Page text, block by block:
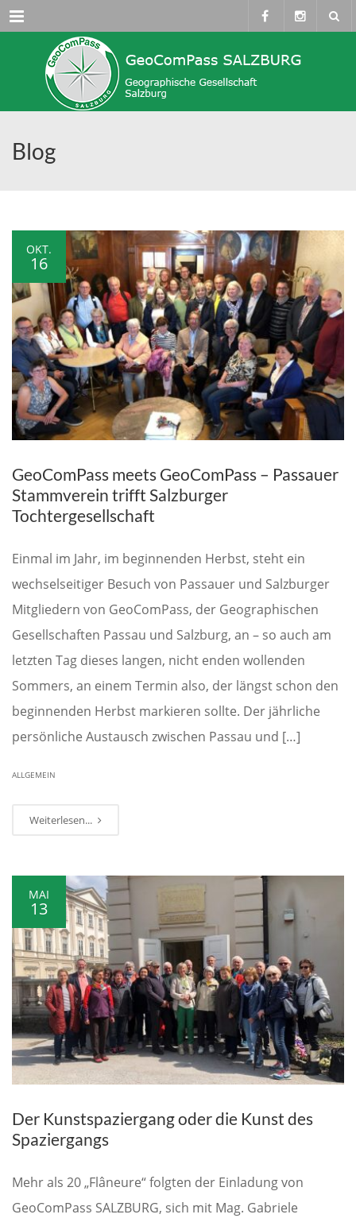
Menü
Blog
OKT.
16
GeoComPass meets GeoComPass – Passauer
Stammverein trifft Salzburger
Tochtergesellschaft
Einmal im Jahr, im beginnenden Herbst, steht ein
wechselseitiger Besuch von Passauer und Salzburger
Mitgliedern von GeoComPass, der Geographischen
Gesellschaften Passau und Salzburg, an – so auch am
letzten Tag dieses langen, nicht enden wollenden
Sommers, an einem Termin also, der längst schon den
beginnenden Herbst markieren sollte. Der jährliche
persönliche Austausch zwischen Passau und […]
ALLGEMEIN
Weiterlesen...
MAI
13
Der Kunstspaziergang oder die Kunst des
Spaziergangs
Mehr als 20 „Flâneure“ folgten der Einladung von
GeoComPass SALZBURG, sich mit Mag. Gabriele